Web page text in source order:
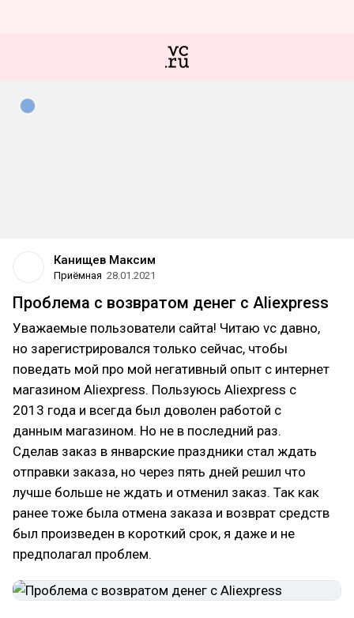
Канищев Максим
Приёмная 28.01.2021
Проблема с возвратом денег с Aliexpress
Уважаемые пользователи сайта! Читаю vc давно,
но зарегистрировался только сейчас, чтобы
поведать мой про мой негативный опыт с интернет
магазином Aliexpress. Пользуюсь Aliexpress c
2013 года и всегда был доволен работой с
данным магазином. Но не в последний раз.
Сделав заказ в январские праздники стал ждать
отправки заказа, но через пять дней решил что
лучше больше не ждать и отменил заказ. Так как
ранее тоже была отмена заказа и возврат средств
был произведен в короткий срок, я даже и не
предполагал проблем.